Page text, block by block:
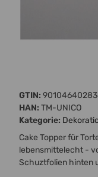
GTIN:
HAN: TM-UNICO
Kategorie:
Cake Topper für
lebensmittelecht -
Schuztfolien hinten